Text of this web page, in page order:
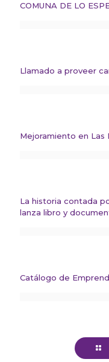
COMUNA DE LO
Llamado a proveer
Mejoramiento en Las
La historia contada
lanza libro y
Catálogo de